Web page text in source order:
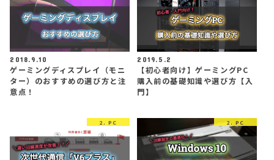
2018.9.10
ゲーミングディスプレイ（モニ
ター）のおすすめの選び方と注
意点！
2019.5.2
【初心者向け】ゲーミングPC
購入前の基礎知識や選び方【入
門】
2. PC 2. PC